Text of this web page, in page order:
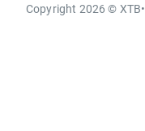
Copyright 2026 © XTB•